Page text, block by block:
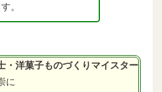
。
・洋菓子ものづくりマイスター
に